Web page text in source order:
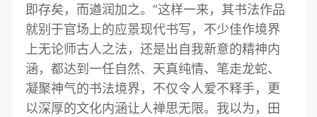
即存矣，而遒润加之。”这样一来，其书法作品
就别于官场上的应景现代书写，不少佳作境界
上无论师古人之法，还是出自我新意的精神内
涵，都达到一任自然、天真纯情、笔走龙蛇、
凝聚神气的书法境界，不仅令人爱不释手，更
以深厚的文化内涵让人禅思无限。我以为，田